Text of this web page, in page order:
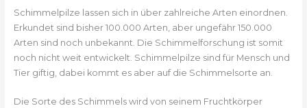
Schimmelpilze lassen sich in über zahlreiche Arten einordnen.
Erkundet sind bisher 100.000 Arten, aber ungefähr 150.000
Arten sind noch unbekannt. Die Schimmelforschung ist somit
noch nicht weit entwickelt. Schimmelpilze sind für Mensch und
Tier giftig, dabei kommt es aber auf die Schimmelsorte an.
Die Sorte des Schimmels wird von seinem Fruchtkörper